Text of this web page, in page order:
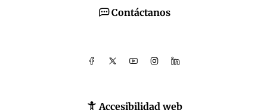
Contáctanos
Accesibilidad web